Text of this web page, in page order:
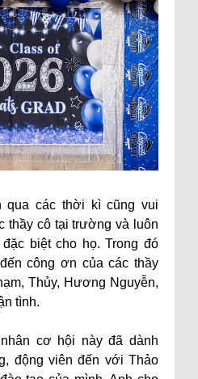
qua các thời kì cũng vui
thầy cô tại trường và luôn
biệt cho họ. Trong đó
công ơn của các thầy
Thủy, Hương Nguyễn,
tình.
cơ hội này đã dành
động viên đến với Thảo